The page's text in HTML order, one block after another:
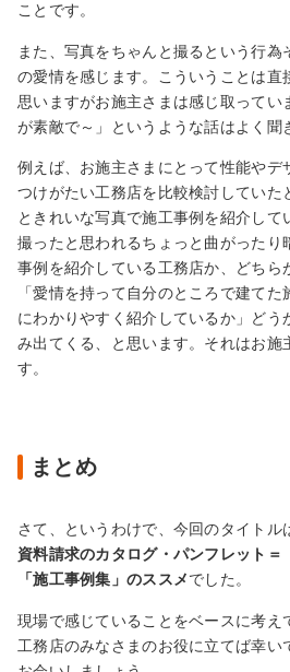
ことです。
また、写真をちゃんと撮るという行為
の愛情を感じます。こういうことは直
思いますがお施主さまは感じ取ってい
が素敵で～」というような話はよく聞
例えば、お施主さまにとって性能やデ
つけがたい工務店を比較検討していた
ときれいな写真で施工事例を紹介して
撮ったと思われるちょっと曲がったり
事例を紹介している工務店か、どちら
「愛情を持って自分のところで建て
にわかりやすく紹介しているか」どう
み出てくる、と思います。それはお施
す。
まとめ
さて、というわけで、今回のタイトル
資料請求のカタログ・パンフレット＝
「施工事例集」のススメでした。
現場で感じていることをベースに考え
工務店のみなさまのお役に立てば幸い